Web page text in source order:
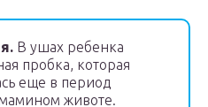
В ушах ребенка
пробка, которая
еще в период
животе.